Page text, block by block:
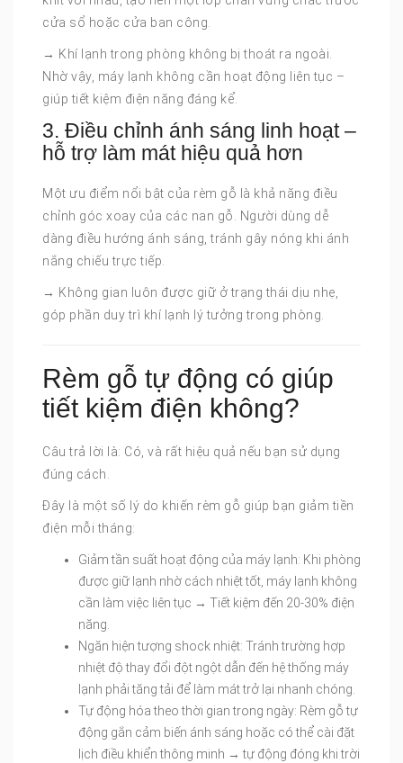
cửa sổ hoặc cửa ban công.
→ Khí lạnh trong phòng không bị thoát ra ngoài.
Nhờ vậy, máy lạnh không cần hoạt động liên tục –
giúp tiết kiệm điện năng đáng kể.
3. Điều chỉnh ánh sáng linh hoạt –
hỗ trợ làm mát hiệu quả hơn
Một ưu điểm nổi bật của rèm gỗ là khả năng điều
chỉnh góc xoay của các nan gỗ. Người dùng dễ
dàng điều hướng ánh sáng, tránh gây nóng khi ánh
nắng chiếu trực tiếp.
→ Không gian luôn được giữ ở trạng thái dịu nhẹ,
góp phần duy trì khí lạnh lý tưởng trong phòng.
Rèm gỗ tự động có giúp
tiết kiệm điện không?
Câu trả lời là: Có, và rất hiệu quả nếu bạn sử dụng
đúng cách.
Đây là một số lý do khiến rèm gỗ giúp bạn giảm tiền
điện mỗi tháng:
Giảm tần suất hoạt động của máy lạnh: Khi phòng
được giữ lạnh nhờ cách nhiệt tốt, máy lạnh không
cần làm việc liên tục → Tiết kiệm đến 20-30% điện
năng.
Ngăn hiện tượng shock nhiệt: Tránh trường hợp
nhiệt độ thay đổi đột ngột dẫn đến hệ thống máy
lạnh phải tăng tải để làm mát trở lại nhanh chóng.
Tự động hóa theo thời gian trong ngày: Rèm gỗ tự
động gắn cảm biến ánh sáng hoặc có thể cài đặt
lịch điều khiển thông minh → tự động đóng khi trời